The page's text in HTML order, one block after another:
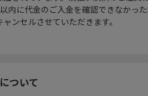
内に代金のご入金を確認できなかっ
ンセルさせていただきます。
ついて